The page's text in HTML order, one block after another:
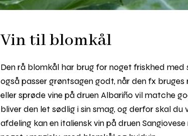
Vin til blomkål
Den rå blomkål har brug for noget friskhed med
også passer grøntsagen godt, når den fx bruges
eller sprøde vine på druen Albariño vil matche
bliver den let sødlig i sin smag, og derfor skal
afdeling kan en italiensk vin på druen